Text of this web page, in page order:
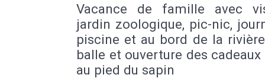
Vacance de famille avec
jardin zoologique, pic-nic,
piscine et au bord de la
balle et ouverture des
au pied du sapin